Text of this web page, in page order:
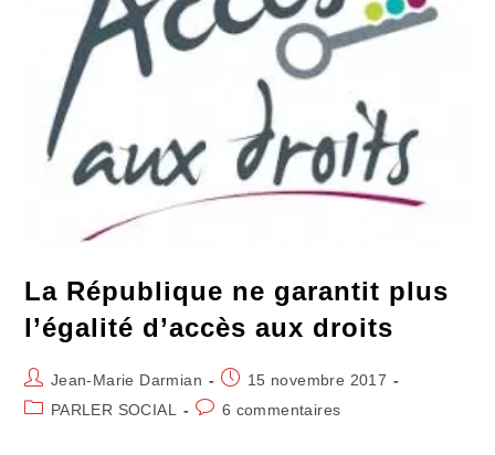
La République ne garantit plus
l’égalité d’accès aux droits
Auteur/autrice
de
Jean-Marie Darmian
Publication
publiée :
15 novembre 2017
PostPARLER SOCIAL
Commentaires
6 commentaires